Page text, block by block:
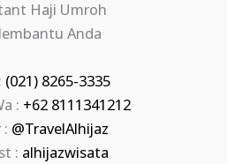
Haji Umroh
Anda
(021) 8265-3335
: +62 8111341212
@TravelAlhijaz
: alhijazwisata